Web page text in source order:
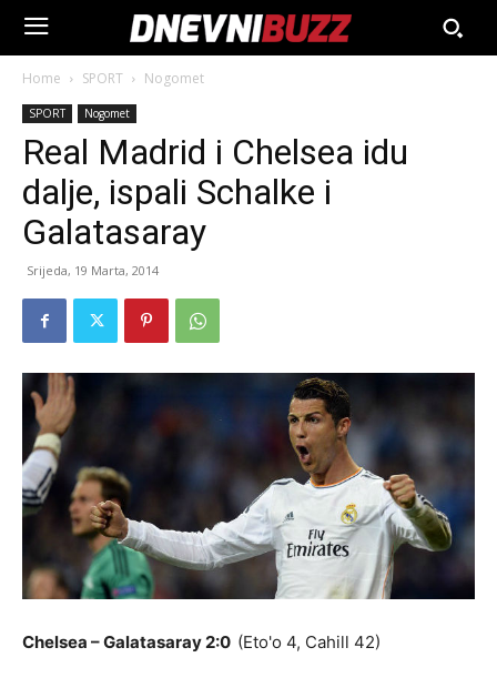
Home SPORT Nogomet
SPORT Nogomet
Real Madrid i Chelsea idu
dalje, ispali Schalke i
Galatasaray
Srijeda, 19 Marta, 2014
Chelsea – Galatasaray 2:0 (Eto'o 4, Cahill 42)